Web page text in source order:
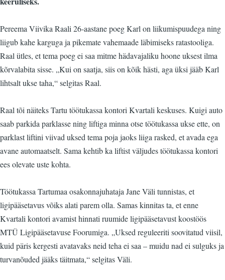
Pereema Viivika Raali 26-aastane poeg Karl on liikumispuudega ning
liigub kahe karguga ja pikemate vahemaade läbimiseks ratastooliga.
Raal ütles, et tema poeg ei saa mitme hädavajaliku hoone uksest ilma
kõrvalabita sisse. „Kui on saatja, siis on kõik hästi, aga üksi jääb Karl
lihtsalt ukse taha,“ selgitas Raal.
Raal tõi näiteks Tartu töötukassa kontori Kvartali keskuses. Kuigi auto
saab parkida parklasse ning liftiga minna otse töötukassa ukse ette, on
parklast liftini viivad uksed tema poja jaoks liiga rasked, et avada ega
avane automaatselt. Sama kehtib ka liftist väljudes töötukassa kontori
ees olevate uste kohta.
Töötukassa Tartumaa osakonnajuhataja Jane Väli tunnistas, et
ligipääsetavus võiks alati parem olla. Samas kinnitas ta, et enne
Kvartali kontori avamist hinnati ruumide ligipääsetavust koostöös
MTÜ Ligipääsetavuse Foorumiga. „Uksed reguleeriti soovitatud viisil,
kuid päris kergesti avatavaks neid teha ei saa – muidu nad ei sulguks ja
turvanõuded jääks täitmata,“ selgitas Väli.